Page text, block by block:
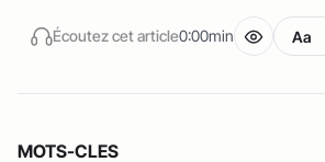
Écoutez cet article0:00min Aa
MOTS-CLES